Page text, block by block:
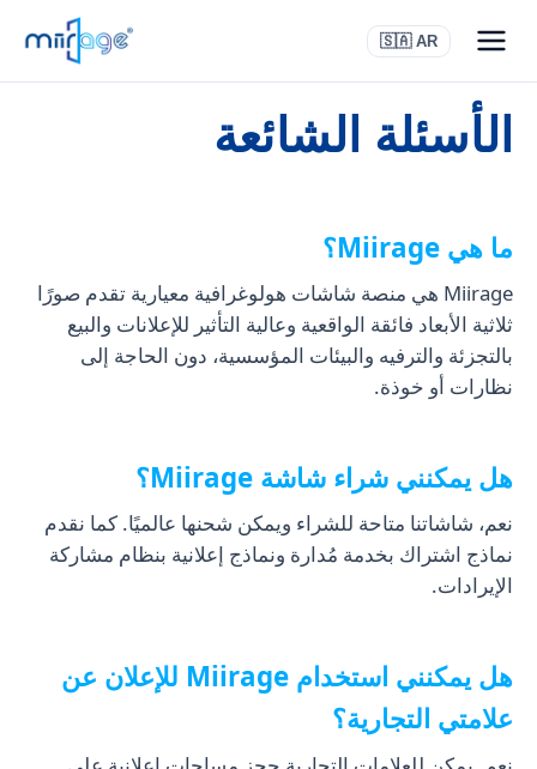
🇸🇦 AR
الأسئلة الشائعة
ما هي Miirage؟
Miirage هي منصة شاشات هولوغرافية معيارية تقدم صورًا
ثلاثية الأبعاد فائقة الواقعية وعالية التأثير للإعلانات والبيع
بالتجزئة والترفيه والبيئات المؤسسية، دون الحاجة إلى
نظارات أو خوذة.
هل يمكنني شراء شاشة Miirage؟
نعم، شاشاتنا متاحة للشراء ويمكن شحنها عالميًا. كما نقدم
نماذج اشتراك بخدمة مُدارة ونماذج إعلانية بنظام مشاركة
الإيرادات.
هل يمكنني استخدام Miirage للإعلان عن
علامتي التجارية؟